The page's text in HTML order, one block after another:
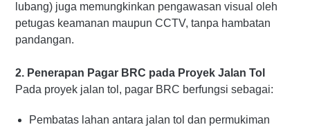
lubang) juga memungkinkan pengawasan visual oleh
petugas keamanan maupun CCTV, tanpa hambatan
pandangan.
2. Penerapan Pagar BRC pada Proyek Jalan Tol
Pada proyek jalan tol, pagar BRC berfungsi sebagai:
Pembatas lahan antara jalan tol dan permukiman